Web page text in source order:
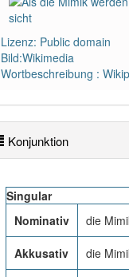
Lizenz: Public domain
Bild:Wikimedia
Wortbeschreibung :
Konjunktion
Singular
Nominativ
die
Akkusativ die